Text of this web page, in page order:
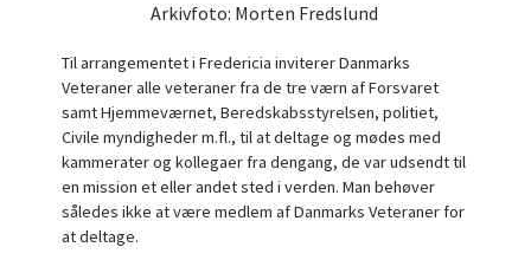
Arkivfoto: Morten Fredslund
Til arrangementet i Fredericia inviterer Danmarks
Veteraner alle veteraner fra de tre værn af Forsvaret
samt Hjemmeværnet, Beredskabsstyrelsen, politiet,
Civile myndigheder m.fl., til at deltage og mødes med
kammerater og kollegaer fra dengang, de var udsendt til
en mission et eller andet sted i verden. Man behøver
således ikke at være medlem af Danmarks Veteraner for
at deltage.